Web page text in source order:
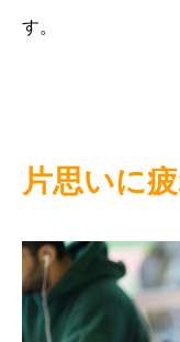
す。
片思いに